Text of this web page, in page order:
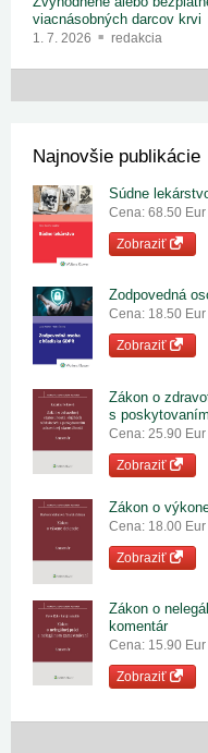
viacnásobných darcov krvi
1. 7. 2026 redakcia
Najnovšie publikácie
Súdne
Cena: 68.50 Eur
Zobraziť
Zodpovedná
Cena: 18.50 Eur
Zobraziť
Zákon o
s
Cena: 25.90 Eur
Zobraziť
Zákon o
Cena: 18.00 Eur
Zobraziť
Zákon o
komentár
Cena: 15.90 Eur
Zobraziť